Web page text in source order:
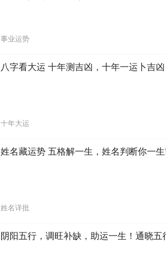
事业运势
八字看大运 十年测吉凶，十年一运卜吉凶
十年大运
姓名藏运势 五格解一生，姓名判断你一
姓名详批
阴阳五行，调旺补缺，助运一生！通晓